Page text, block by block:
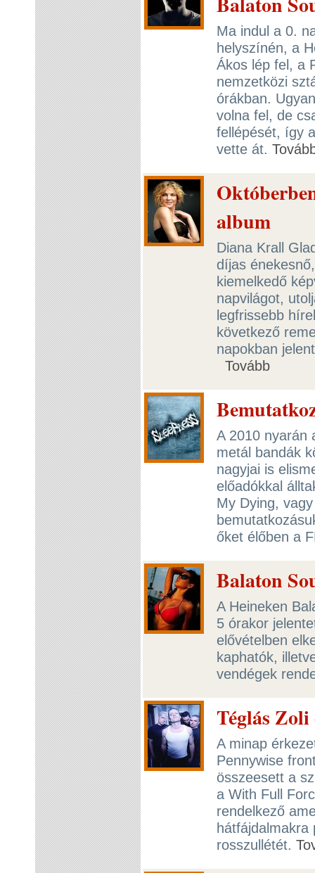
Ma indul a 0.
helyszínén, a
Ákos lép fel, a
nemzetközi
órákban.
volna fel, de
fellépését, így
vette át.
album
Diana Krall
díjas
kiemelkedő
napvilágot,
legfrissebb
következő
napokban
Tovább
A 2010 nyarán
metál bandák
nagyjai is
előadókkal
My Dying,
őket élőben a
Balaton
A Heineken
5 órakor
elővételben
kaphatók,
vendégek
Téglás Zoli
A minap
Pennywise
összeesett a
a With Full
rendelkező
hátfájdalmakra
rosszullétét.